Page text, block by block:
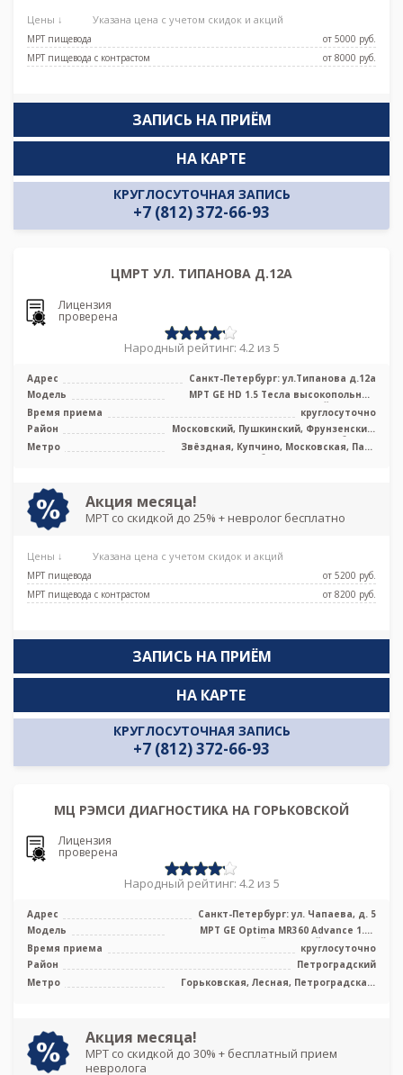
Цены ↓ Указана цена с учетом скидок и акций
МРТ пищевода
от 5000 pуб.
МРТ пищевода с контрастом
от 8000 pуб.
ЗАПИСЬ НА ПРИЁМ
КРУГЛОСУТОЧНАЯ ЗАПИСЬ
+7 (812) 372-66-93
НА КАРТЕ
ЦМРТ УЛ. ТИПАНОВА Д.12А
Лицензия
проверена
Народный рейтинг: 4.2 из 5
Адрес
Санкт-Петербург: ул.Типанова д.12а
Модель
МРТ GE HD 1.5 Тесла высокопольный
закрытый тип, УЗИ
Время приема
круглосуточно
Район
Московский, Пушкинский, Фрунзенский,
Лен. область
Метро
Звёздная, Купчино, Московская, Парк
Победы, Проспект Славы
Акция месяца!
МРТ со скидкой до 25% + невролог бесплатно
Цены ↓ Указана цена с учетом скидок и акций
МРТ пищевода
от 5200 pуб.
МРТ пищевода с контрастом
от 8200 pуб.
ЗАПИСЬ НА ПРИЁМ
КРУГЛОСУТОЧНАЯ ЗАПИСЬ
+7 (812) 372-66-93
НА КАРТЕ
МЦ РЭМСИ ДИАГНОСТИКА НА ГОРЬКОВСКОЙ
Лицензия
проверена
Народный рейтинг: 4.2 из 5
Адрес
Санкт-Петербург: ул. Чапаева, д. 5
Модель
МРТ GE Optima MR360 Advance 1.5T
высокопольный закрытый тип, КТ GE
Opt ...
Время приема
круглосуточно
Район
Петроградский
Метро
Горьковская, Лесная, Петроградская,
Акция месяца!
МРТ со скидкой до 30% + бесплатный прием
невролога